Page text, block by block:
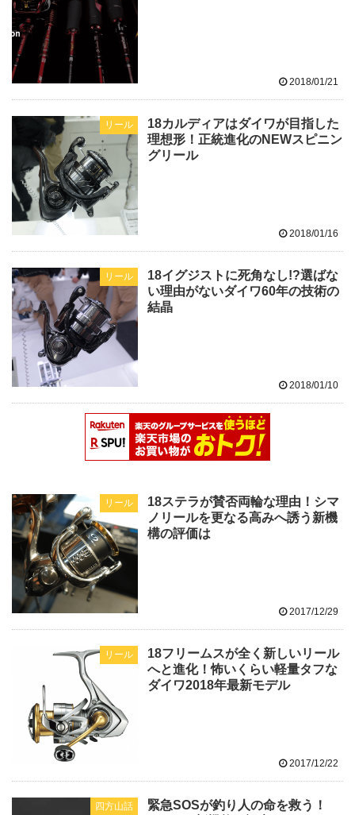
2018/01/21
リール
18カルディアはダイワが目指した
理想形！正統進化のNEWスピニン
グリール
2018/01/16
リール
18イグジストに死角なし!?選ばな
い理由がないダイワ60年の技術の
結晶
2018/01/10
リール
18ステラが賛否両輪な理由！シマ
ノリールを更なる高みへ誘う新機
構の評価は
2017/12/29
リール
18フリームスが全く新しいリール
へと進化！怖いくらい軽量タフな
ダイワ2018年最新モデル
2017/12/22
四方山話
緊急SOSが釣り人の命を救う！